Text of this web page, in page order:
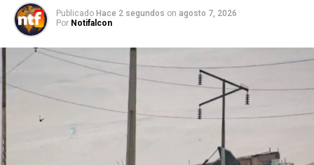
Publicado Hace 2 segundos on agosto 7, 2026
Por Notifalcon